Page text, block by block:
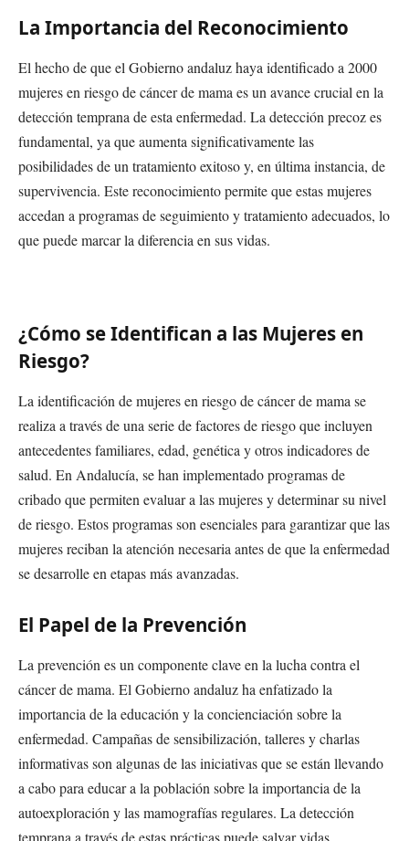
La Importancia del Reconocimiento
El hecho de que el Gobierno andaluz haya identificado a 2000
mujeres en riesgo de cáncer de mama es un avance crucial en la
detección temprana de esta enfermedad. La detección precoz es
fundamental, ya que aumenta significativamente las
posibilidades de un tratamiento exitoso y, en última instancia, de
supervivencia. Este reconocimiento permite que estas mujeres
accedan a programas de seguimiento y tratamiento adecuados, lo
que puede marcar la diferencia en sus vidas.
¿Cómo se Identifican a las Mujeres en
Riesgo?
La identificación de mujeres en riesgo de cáncer de mama se
realiza a través de una serie de factores de riesgo que incluyen
antecedentes familiares, edad, genética y otros indicadores de
salud. En Andalucía, se han implementado programas de
cribado que permiten evaluar a las mujeres y determinar su nivel
de riesgo. Estos programas son esenciales para garantizar que las
mujeres reciban la atención necesaria antes de que la enfermedad
se desarrolle en etapas más avanzadas.
El Papel de la Prevención
La prevención es un componente clave en la lucha contra el
cáncer de mama. El Gobierno andaluz ha enfatizado la
importancia de la educación y la concienciación sobre la
enfermedad. Campañas de sensibilización, talleres y charlas
informativas son algunas de las iniciativas que se están llevando
a cabo para educar a la población sobre la importancia de la
autoexploración y las mamografías regulares. La detección
temprana a través de estas prácticas puede salvar vidas.